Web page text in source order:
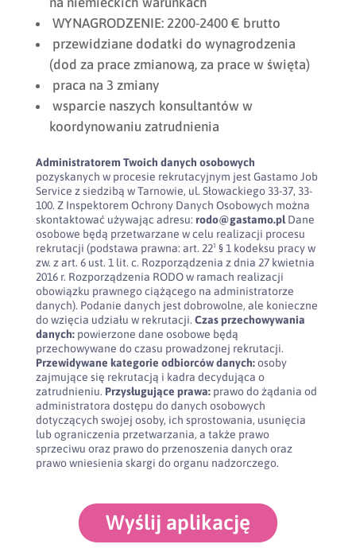
WYNAGRODZENIE: 2200-2400 € brutto
przewidziane dodatki do wynagrodzenia
(dod za prace zmianową, za prace w święta)
praca na 3 zmiany
wsparcie naszych konsultantów w
koordynowaniu zatrudnienia
Administratorem Twoich danych osobowych
pozyskanych w procesie rekrutacyjnym jest Gastamo Job
Service z siedzibą w Tarnowie, ul. Słowackiego 33-37, 33-
100. Z Inspektorem Ochrony Danych Osobowych można
skontaktować używając adresu: rodo@gastamo.plDane
osobowe będą przetwarzane w celu realizacji procesu
rekrutacji (podstawa prawna: art. 22¹ § 1 kodeksu pracy w
zw. z art. 6 ust. 1 lit. c. Rozporządzenia z dnia 27 kwietnia
2016 r. Rozporządzenia RODO w ramach realizacji
obowiązku prawnego ciążącego na administratorze
danych). Podanie danych jest dobrowolne, ale konieczne
do wzięcia udziału w rekrutacji. Czas przechowywania
danych:powierzone dane osobowe będą
przechowywane do czasu prowadzonej rekrutacji.
Przewidywane kategorie odbiorców danych:osoby
zajmujące się rekrutacją i kadra decydująca o
zatrudnieniu. Przysługujące prawa:prawo do żądania od
administratora dostępu do danych osobowych
dotyczących swojej osoby, ich sprostowania, usunięcia
lub ograniczenia przetwarzania, a także prawo
sprzeciwu oraz prawo do przenoszenia danych oraz
prawo wniesienia skargi do organu nadzorczego.
Wyślij aplikację